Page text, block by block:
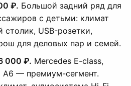
₽. Большой задний ряд для
с детьми: климат
столик, USB-розетки,
для деловых пар и семей.
000 ₽. Mercedes E-class,
A6 — премиум-сегмент.